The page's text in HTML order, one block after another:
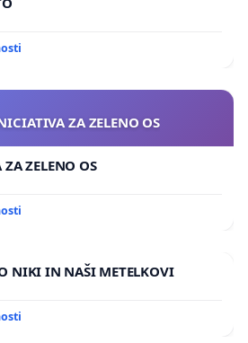
ZA ZELENO OS
ZELENO OS
NIKI IN NAŠI METELKOVI